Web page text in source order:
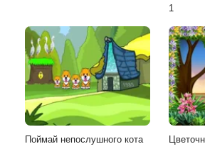
1
Поймай непослушного кота